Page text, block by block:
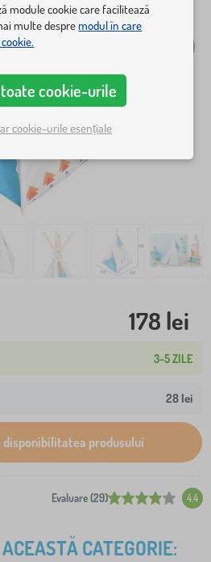
178 lei
3-5 ZILE
28 lei
produsului
Evaluare (29) 4.4
CATEGORIE:
module cookie care facilitează
multe despremodul în care
cookie-urile
cookie-urile esențiale